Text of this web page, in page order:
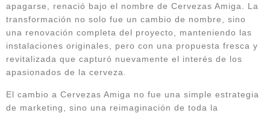
apagarse, renació bajo el nombre de Cervezas Amiga. La
transformación no solo fue un cambio de nombre, sino
una renovación completa del proyecto, manteniendo las
instalaciones originales, pero con una propuesta fresca y
revitalizada que capturó nuevamente el interés de los
apasionados de la cerveza.
El cambio a Cervezas Amiga no fue una simple estrategia
de marketing, sino una reimaginación de toda la